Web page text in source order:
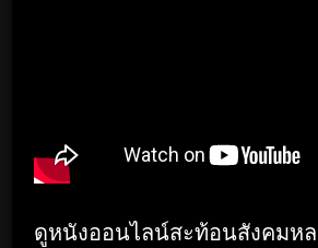
ดูหนังออนไลน์สะท้อนสังคมห